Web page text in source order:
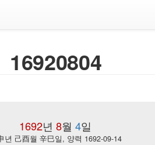
16920804
1692년 8월 4일
년 己酉월 辛巳일, 양력 1692-09-14